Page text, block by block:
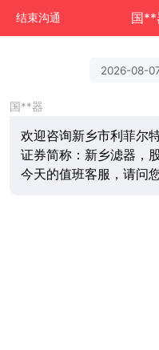
结束沟通 国**
2026-08-
国**器
欢迎咨询新乡市利菲尔
证券简称：新乡滤器，
今天的值班客服，请问